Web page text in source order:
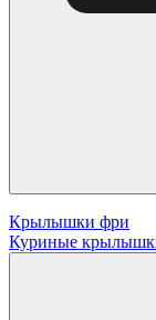
Крылышки фри
Куриные